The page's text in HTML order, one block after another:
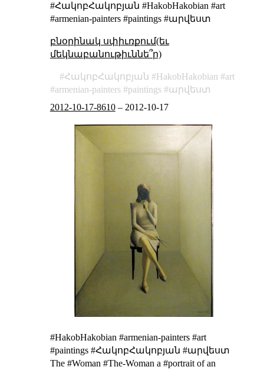
#ՀակոբՀակոբյան #HakobHakobian #art
#armenian-painters #paintings #արվեստ
բնօրինակ սփիւռքում(եւ
մեկնաբանութիւննե՞ր)
ՀակոբՀակոբյան HakobHakobian
art
armenian-painters
paintings
արվեստ
2012-10-17-8610– 2012-10-17
#HakobHakobian #armenian-painters #art
#paintings #ՀակոբՀակոբյան #արվեստ
The #Woman #The-Woman a #portrait of an